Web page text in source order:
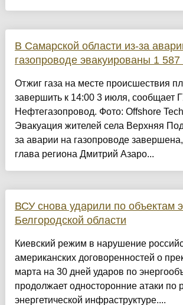
В Самарской области из-за
газопроводе эвакуированы 1 587
Отжиг газа на месте происшествия
завершить к 14:00 3 июля, сообщает
Нефтегазопровод. Фото: Offshore
Эвакуация жителей села Верхняя
за аварии на газопроводе
глава региона Дмитрий Азаро...
ВСУ снова ударили по объектам
Белгородской области
Киевский режим в нарушение
американских договоренностей о
марта на 30 дней ударов по
продолжает односторонние атаки по
энергетической инфраструктуре....